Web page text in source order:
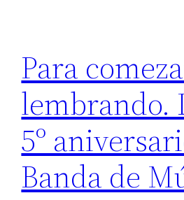
Para
lembrando.
5º
Banda de